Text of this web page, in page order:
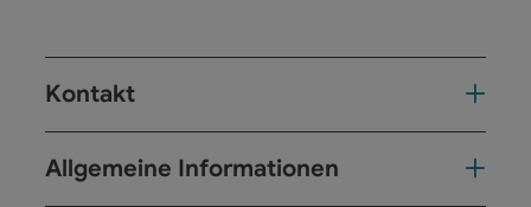
Kontakt
Allgemeine Informationen